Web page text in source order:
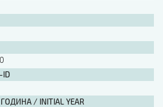
ID
/ INITIAL YEAR